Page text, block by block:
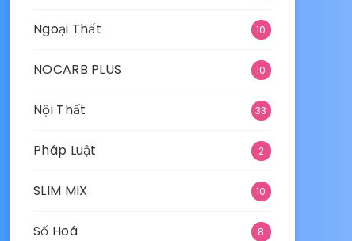
Ngoại Thất 10
NOCARB PLUS 10
Nội Thất 33
Pháp Luật 2
SLIM MIX 10
Số Hoá 8